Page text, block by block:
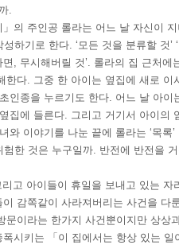
.
」의 주인공 롤라는 어느 날 자신이
하기로 한다. ‘모든 것을 분류할 것’
면, 무시해버릴 것’. 롤라의 집 근처에
한다. 그중 한 아이는 옆집에 새로 이
인종을 누르기도 한다. 어느 날 아이
집에 들른다. 그리고 거기서 아이의
와 이야기를 나눈 끝에 롤라는 ‘목록
험한 것은 누구일까. 반전에 반전을
고 아이들이 휴일을 보내고 있는 자
감쪽같이 사라져버리는 사건을 다
문이라는 한가지 사건뿐이지만 상상
시키는 「이 집에서는 항상 있는